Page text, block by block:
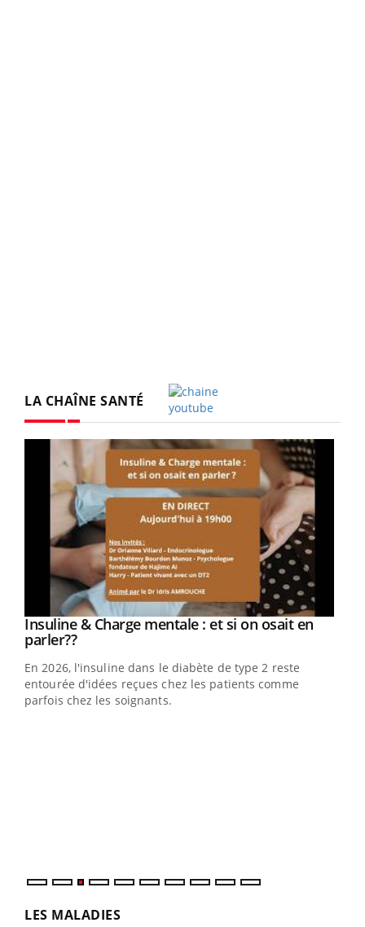
LA CHAÎNE SANTÉ
Youtube
Insuline & Charge mentale : et si on osait en
parler??Youtube
En 2026, l'insuline dans le diabète de type 2 reste
entourée d'idées reçues chez les patients comme
parfois chez les soignants.
LES MALADIES